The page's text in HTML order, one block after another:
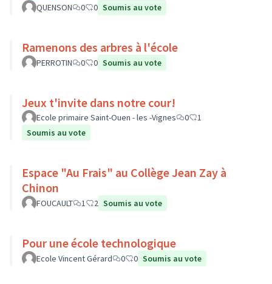
QUENSON 0 0 Soumis au vote
Ramenons des arbres à l'école
PERROTIN 0 0 Soumis au vote
Jeux t'invite dans notre cour!
Ecole primaire Saint-Ouen - les -Vignes 0
1
Soumis au vote
Espace "Au Frais" au Collège Jean Zay à
Chinon
FOUCAULT 1 2 Soumis au vote
Pour une école technologique
Ecole Vincent Gérard 0 0 Soumis au vote